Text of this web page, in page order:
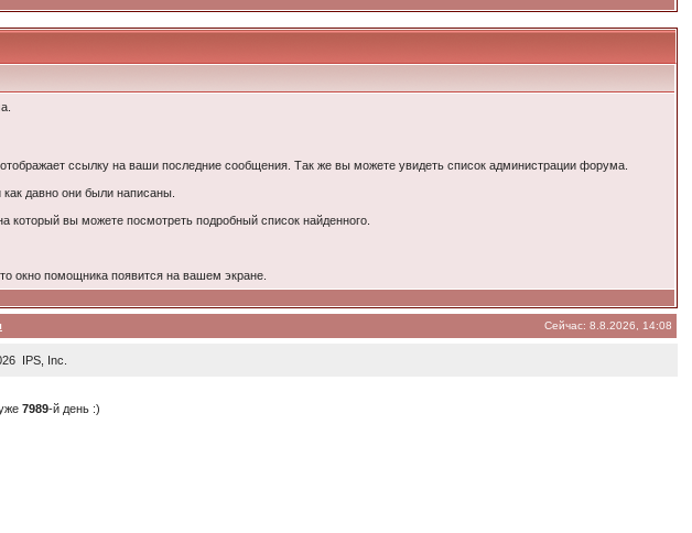
ссылку на ваши последние сообщения. Так же вы можете увидеть список администрации форума.
давно они были написаны.
который вы можете посмотреть подробный список найденного.
окно помощника появится на вашем экране.
Сейчас: 8.8.2026, 14:08
IPS, Inc
7989-й день :)